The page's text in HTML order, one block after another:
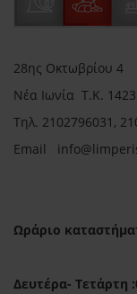
28ης Οκτωβρίου 4
Νέα Ιωνία Τ.Κ.
Τηλ. 2102796031,
Email in
Ωράριο
Δευτέρα- Τετάρτη